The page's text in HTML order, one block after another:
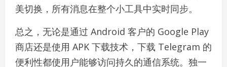
美切换，所有消息在整个小工具中实时同步。
总之，无论是通过 Android 客户的 Google Play
商店还是使用 APK 下载技术，下载 Telegram 的
便利性都使用户能够访问持久的通信系统。独一